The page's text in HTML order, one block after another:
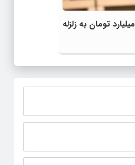
اختصاص مبلغ ۶۹۵ میلیارد تومان به زلزله